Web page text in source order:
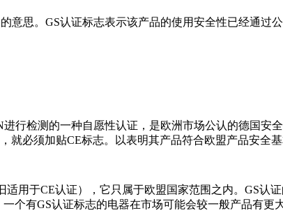
意思。GS认证标志表示该产品的使用安全性已经通过
行检测的一种自愿性认证，是欧洲市场公认的德国安
必须加贴CE标志。以表明其产品符合欧盟产品安全基
用于CE认证），它只属于欧盟国家范围之内。GS认
个有GS认证标志的电器在市场可能会较一般产品有更